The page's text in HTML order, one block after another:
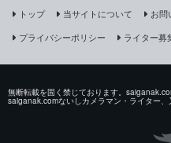
トップ 当サイトについて お問
プライバシーポリシー
ライター募
無断転載を固く禁じております。
saiganak.comないしカメラマン・ライター、